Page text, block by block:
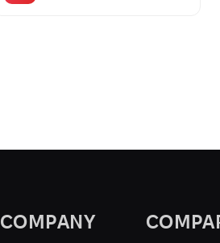
COMPANY